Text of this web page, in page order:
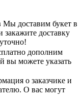
Мы доставим букет в
закажите доставку
дополним
вы можете указать
о заказчике и
О вас могут